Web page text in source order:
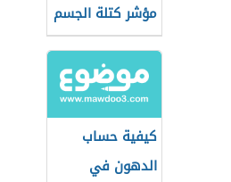
مؤشر كتلة الجسم
كيفية حساب
الدهون في